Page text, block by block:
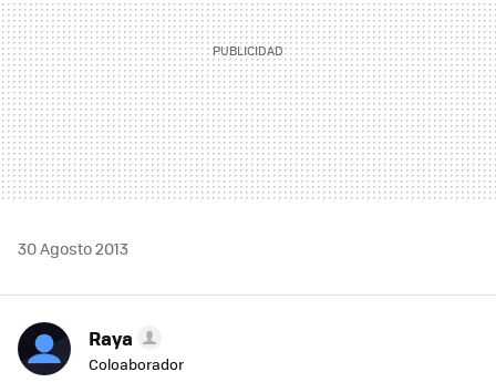
30 Agosto 2013
Raya
Coloaborador